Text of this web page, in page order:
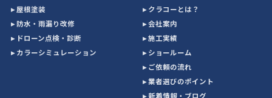
▸ 屋根塗装
▸ 防水・雨漏り改修
▸ ドローン点検・診断
▸ カラーシミュレーション
▸ クラコーとは？
▸ 会社案内
▸ 施工実績
▸ ショールーム
▸ ご依頼の流れ
▸ 業者選びのポイント
▸ 新着情報・ブログ